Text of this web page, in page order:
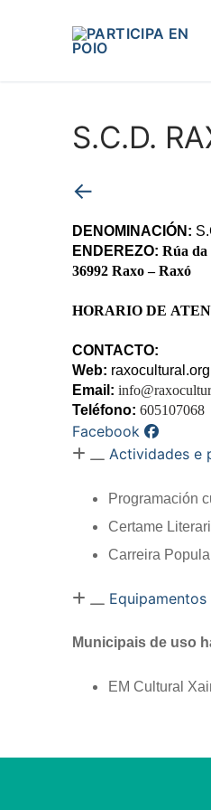
S.C.D.
←
DENOMINACIÓN:
ENDEREZO: Rúa da
36992 Raxo – Raxó
HORARIO DE
CONTACTO:
Web: raxocultural.org
Email:
Teléfono: 605107068
Facebook
Actividades e
Programación
Certame
Carreira
Equipamentos
Municipais de uso
EM Cultural